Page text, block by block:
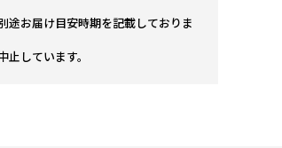
途お届け目安時期を記載しておりま
しています。